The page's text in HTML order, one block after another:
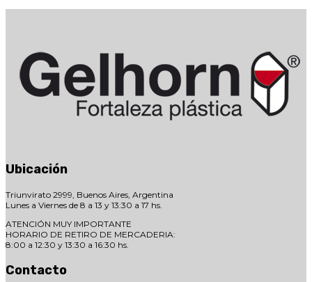
Ubicación
Triunvirato 2999, Buenos Aires, Argentina
Lunes a Viernes de 8 a 13 y 13:30 a 17 hs.
ATENCIÓN MUY IMPORTANTE
HORARIO DE RETIRO DE MERCADERIA:
8:00 a 12:30 y 13:30 a 16:30 hs.
Contacto